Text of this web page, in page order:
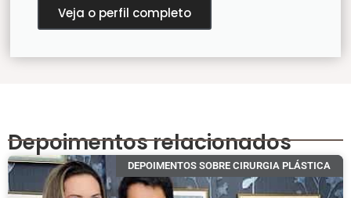
Veja o perfil completo
Depoimentos relacionados
DEPOIMENTOS SOBRE CIRURGIA PLÁSTICA